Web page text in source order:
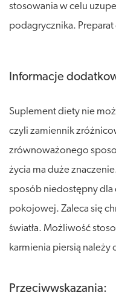
stosowania w celu
podagrycznika.
Informacje
Suplement diety nie
czyli zamiennik
zrównoważonego
życia ma duże
sposób niedostępny
pokojowej. Zaleca się
światła. Możliwość
karmienia piersią należy
Przeciwwskazania: